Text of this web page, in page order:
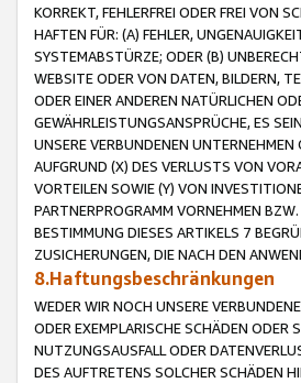
KORREKT, FEHLERFREI ODER FREI VON
HAFTEN FÜR: (A) FEHLER,
SYSTEMABSTÜRZE; ODER (B)
WEBSITE ODER VON DATEN, BILDERN,
ODER EINER ANDEREN NATÜRLICHEN
GEWÄHRLEISTUNGSANSPRÜCHE, ES
UNSERE VERBUNDENEN
AUFGRUND (X) DES VERLUSTS VON
VORTEILEN SOWIE (Y) VON
PARTNERPROGRAMM VORNEHMEN
BESTIMMUNG DIESES ARTIKELS 7
ZUSICHERUNGEN, DIE NACH DEN
8.Haftungsbeschränkungen
WEDER WIR NOCH UNSERE
ODER EXEMPLARISCHE SCHÄDEN ODER
NUTZUNGSAUSFALL ODER
DES AUFTRETENS SOLCHER SCHÄDEN